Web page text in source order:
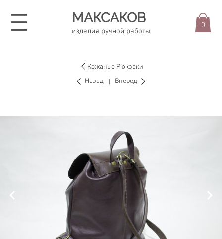
МАКСАКОВ
изделия ручной работы
0
Кожаные Рюкзаки
Назад
Вперед